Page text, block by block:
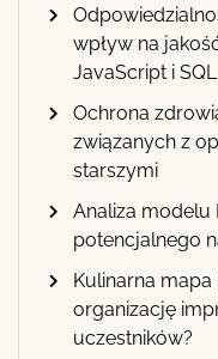
wpływ na
JavaScript i SQL
Ochrona
związanych z
starszymi
Analiza modelu
potencjalnego
Kulinarna
organizację
uczestników?